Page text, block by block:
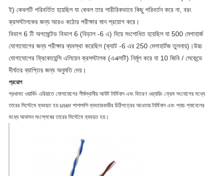
ই) কেবলটি পরিবর্তিত হয়েছিল যা কেবল তার শারীরিকভাবে কিছু পরিবর্তন করে না, বরং
ক্রসস্টালকের জন্য আরও কঠোর পরীক্ষার মান প্রয়োগ করে।
বিভাগ 6 টি অগমেন্টেড বিভাগ 6 (বিড়াল -6 এ) দিয়ে সংশোধিত হয়েছিল যা 500 মেগাহার্জ
যোগাযোগের জন্য পরীক্ষার ব্যবস্থা করেছিল (ক্যাট -6 এর 250 মেগাহার্টজ তুলনায়)।উচ্চ
যোগাযোগের ফ্রিকোয়েন্সি এলিয়েন ক্রসস্টালক (এএক্সটি) নির্মূল করে যা 10 জিবি / সেকেন্ডে
দীর্ঘতর ব্যাপ্তির জন্য অনুমতি দেয়।
প্রয়োগ
প্রধানত ওয়ার্কিং এরিয়াতে যোগাযোগের শীর্ষস্থানীয় আউট টার্মিনাল এবং বিতরণ ওয়্যারিং ফ্রেম সংযোগের মধ্যে
তারের সিস্টেমে ব্যবহৃত হয় user পাশাপাশি ব্যবহারকারীর চিঠিপত্রের আওতায় টার্মিনাল এবং প্যাচ প্যানেলের
মধ্যে আবাসন সংশ্লেষের তারের সিস্টেমে ব্যবহৃত হয়।